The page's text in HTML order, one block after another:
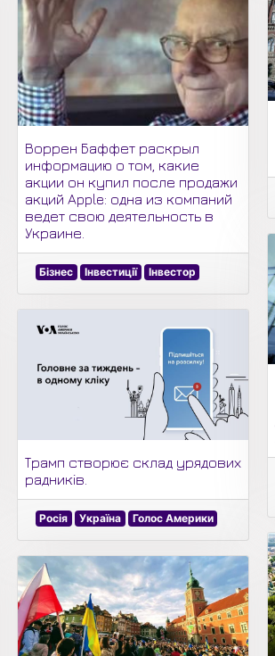
Воррен Баффет раскрыл
информацию о том, какие
акции он купил после продажи
акций Apple: одна из компаний
ведет свою деятельность в
Украине.
Бізнес Інвестиції Інвестор
Трамп створює склад урядових
радників.
Росія Україна Голос Америки